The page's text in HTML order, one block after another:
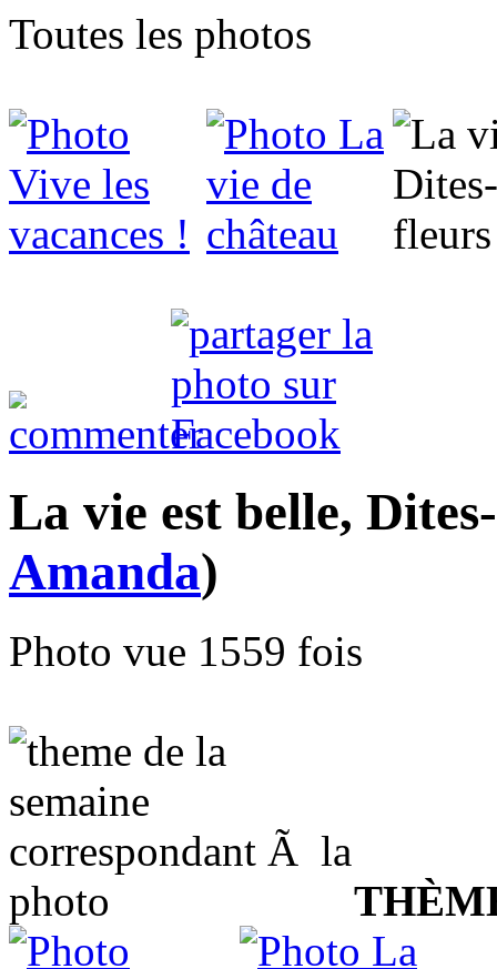
Toutes les photos
La vie est belle,
Amanda)
Photo vue 1559 fois